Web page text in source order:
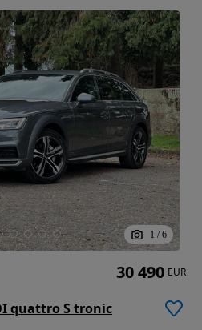
1 / 6
quattro S tronic
30 490 EUR